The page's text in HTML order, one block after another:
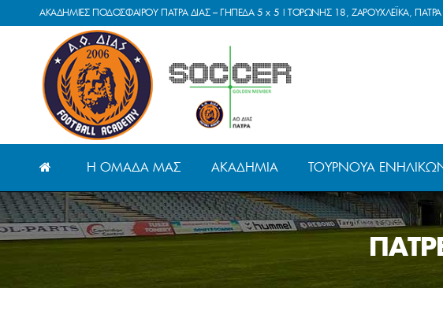
ΑΚΑΔΗΜΙΕΣ ΠΟΔΟΣΦΑΙΡΟΥ ΠΑΤΡΑ ΔΙΑΣ – ΓΗΠΕΔΑ 5 x 5 | ΤΟΡΩΝΗΣ 18, ΖΑΡΟΥΧΛΕΪΚΑ, ΠΑΤΡΑ
Η ΟΜΆΔΑ ΜΑΣ ΑΚΑΔΗΜΊΑ ΤΟΥΡΝΟΥΆ